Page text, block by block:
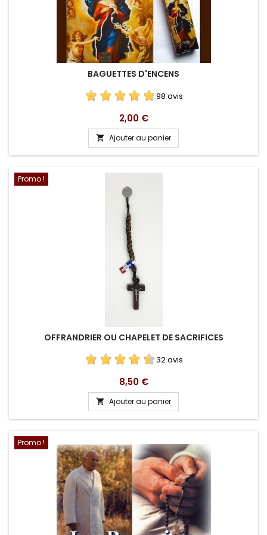
BAGUETTES D'ENCENS
98 avis
Prix
2,00 €
 Ajouter au panier
Promo !
OFFRANDRIER OU CHAPELET DE SACRIFICES
32 avis
Prix
8,50 €
 Ajouter au panier
Promo !